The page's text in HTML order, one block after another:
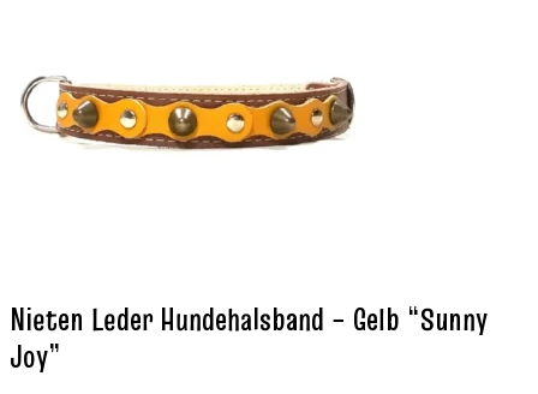
Nieten Leder Hundehalsband – Gelb “Sunny
Joy”